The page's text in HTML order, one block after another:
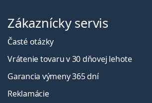
Zákaznícky servis
Časté otázky
Vrátenie tovaru v 30 dňovej lehote
Garancia výmeny 365 dní
Reklamácie